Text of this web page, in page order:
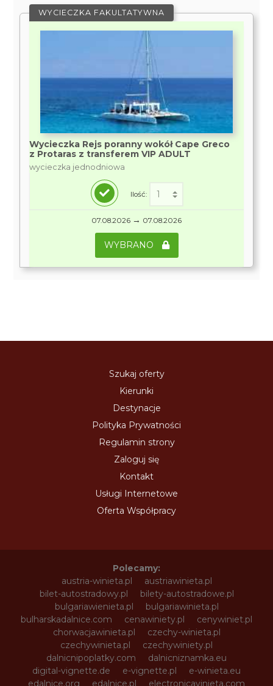
WYCIECZKA FAKULTATYWNA
Wycieczka Rejs poranny wokół Cape Greco
z Protaras z transferem VIP ADULT
wycieczka jednodniowa
Ilość:
07.08.2026 → 07.08.2026
WYBRANO
Szukaj oferty
Kierunki
Destynacje
Polityka Prywatności
Regulamin strony
Zaloguj się
Kontakt
Usługi Internetowe
Oferta Współpracy
Polecamy:
austria-winieta.pl
austriawinieta.pl
bilet-autostradowy.pl
bilety-autostradowe.pl
bulgariawienieta.pl
bulgariawinieta.pl
bulharskadalnice.com
cenawiniety.pl
cenywiniet.pl
chorwacjawinieta.pl
czechy-winieta.pl
czechywinieta.pl
czechywiniety.pl
dalnicnipoplatky.com
dalnicniznamka.eu
digital-vignette.de
e-vignette.pl
e-winieta.eu
edalnice.org
edalnice.pl
electronicavinieta.com